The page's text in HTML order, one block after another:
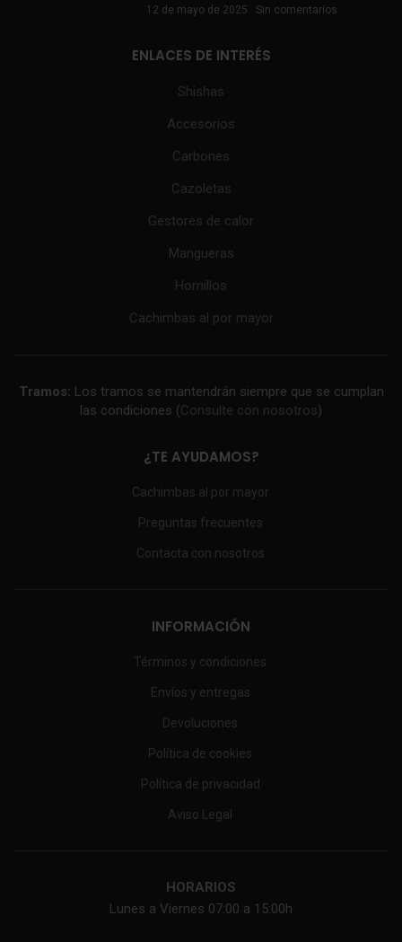
12 de mayo de 2025 Sin comentarios
ENLACES DE INTERÉS
Shishas
Accesorios
Carbones
Cazoletas
Gestores de calor
Mangueras
Hornillos
Cachimbas al por mayor
Tramos: Los tramos se mantendrán siempre que se cumplan
las condiciones (Consulte con nosotros)
¿TE AYUDAMOS?
Cachimbas al por mayor
Preguntas frecuentes
Contacta con nosotros
INFORMACIÓN
Términos y condiciones
Envíos y entregas
Devoluciones
Política de cookies
Política de privacidad
Aviso Legal
HORARIOS
Lunes a Viernes 07:00 a 15:00h